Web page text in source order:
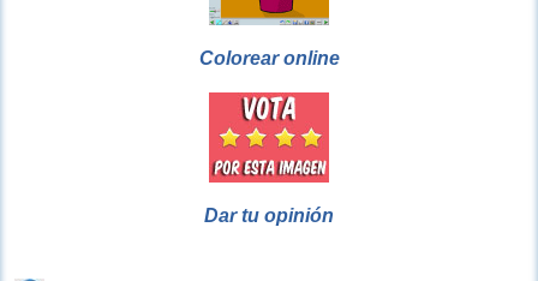
Colorear online
Dar tu opinión